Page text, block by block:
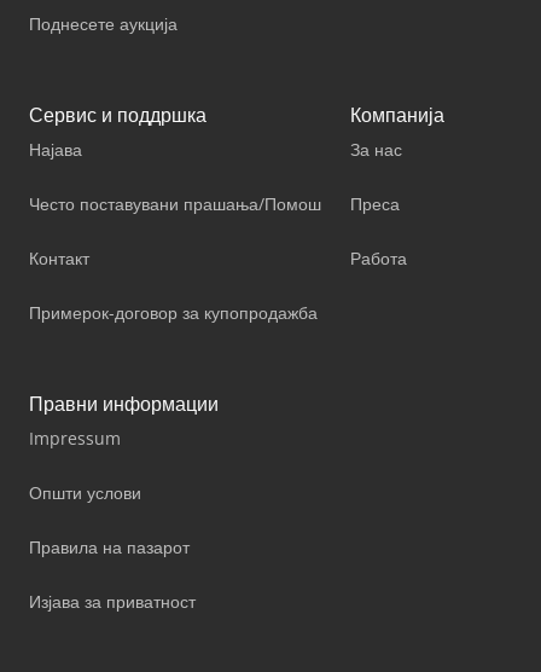
Поднесете аукција
Сервис и поддршка
Најава
Често поставувани прашања/Помош
Контакт
Примерок-договор за купопродажба
Компанија
За нас
Преса
Работа
Правни информации
Impressum
Општи услови
Правила на пазарот
Изјава за приватност